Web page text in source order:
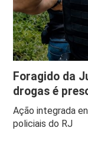
Foragido da
drogas é
Ação integrada
policiais do RJ